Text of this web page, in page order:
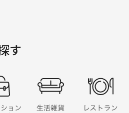
す
ョン ファッショングッズ
生活雑貨